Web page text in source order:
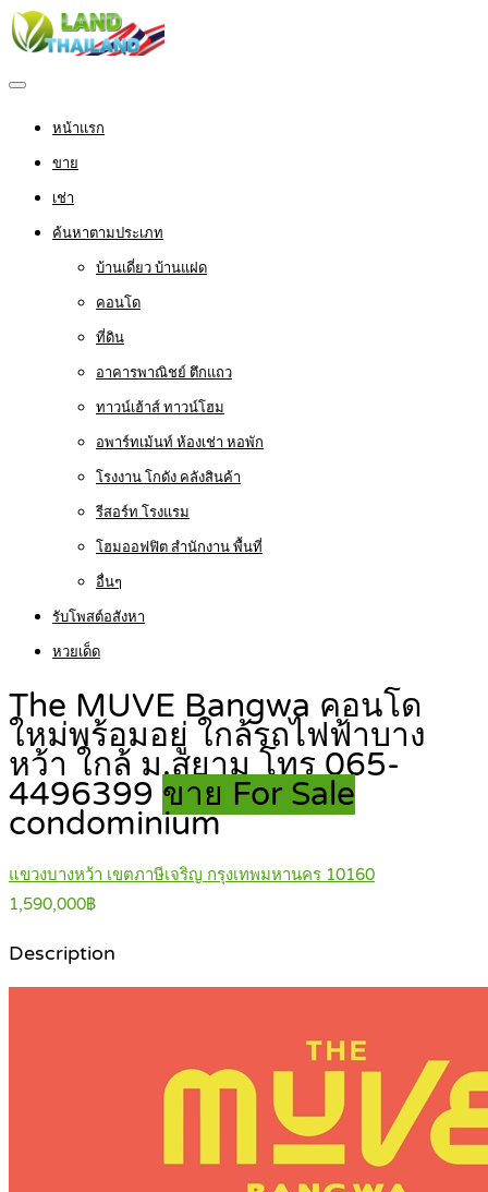
หน้าแรก
ขาย
เช่า
ค้นหาตามประเภท
บ้านเดี่ยว บ้านแฝด
คอนโด
ที่ดิน
อาคารพาณิชย์ ตึกแถว
ทาวน์เฮ้าส์ ทาวน์โฮม
อพาร์ทเม้นท์ ห้องเช่า หอพัก
โรงงาน โกดัง คลังสินค้า
รีสอร์ท โรงแรม
โฮมออฟฟิต สำนักงาน พื้นที่
อื่นๆ
รับโพสต์อสังหา
หวยเด็ด
The MUVE Bangwa คอนโด
ใหม่พร้อมอยู่ ใกล้รถไฟฟ้าบาง
หว้า ใกล้ ม.สยาม โทร 065-
4496399 ขาย For Sale
condominium
แขวงบางหว้า เขตภาษีเจริญ กรุงเทพมหานคร 10160
1,590,000฿
Description